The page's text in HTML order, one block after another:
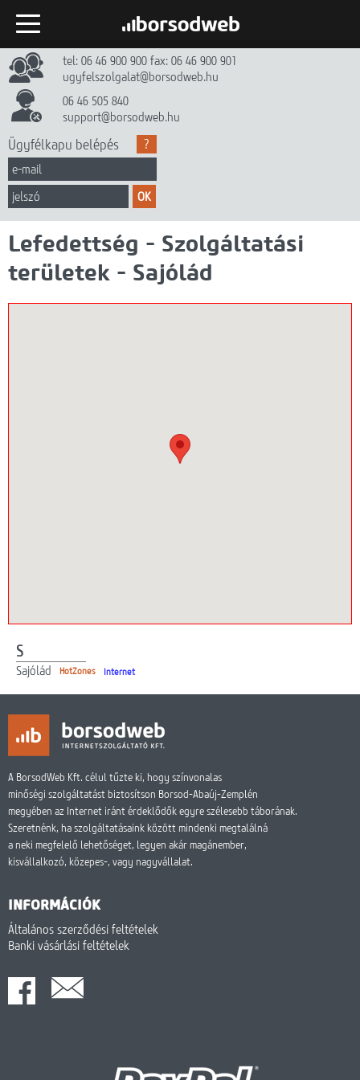
tel: 06 46 900 900 fax: 06 46 900 901
ugyfelszolgalat@borsodweb.hu
06 46 505 840
support@borsodweb.hu
?
Ügyfélkapu belépés
OK
Kezdőlap
Internet
TV
Egyéb szolgáltatások
Hírek
Gyik
Céginfó
Lefedettség - Szolgáltatási
területek - Sajólád
S
Sajólád HotZones Internet
A BorsodWeb Kft. célul tűzte ki, hogy színvonalas
minőségi szolgáltatást biztosítson Borsod-Abaúj-Zemplén
megyében az Internet iránt érdeklődők egyre szélesebb táborának.
Szeretnénk, ha szolgáltatásaink között mindenki megtalálná
a neki megfelelő lehetőséget, legyen akár magánember,
kisvállalkozó, közepes-, vagy nagyvállalat.
INFORMÁCIÓK
Általános szerződési feltételek
Banki vásárlási feltételek